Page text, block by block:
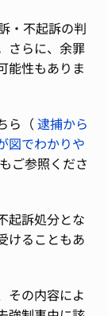
・不起訴の判
さらに、余罪
能性もありま
ら（逮捕から
図でわかりや
ご参照くださ
起訴処分とな
けることもあ
その内容によ